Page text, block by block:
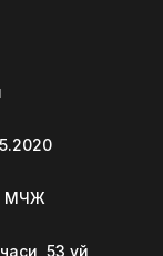
МЧЖ
53 уй